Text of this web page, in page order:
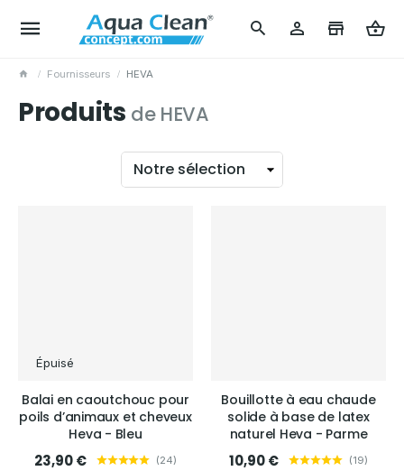
Fournisseurs HEVA
Produits de HEVA
Trier
Épuisé
Balai en caoutchouc pour
poils d’animaux et cheveux
Heva - Bleu
23,90 € (24)
Bouillotte à eau chaude
solide à base de latex
naturel Heva - Parme
10,90 € (19)